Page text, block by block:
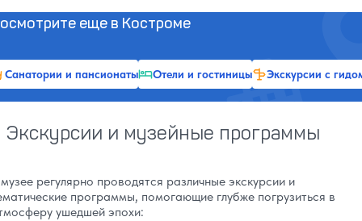
еще в Костроме
Санатории и пансионаты Отели и гостиницы Экскурсии с
Экскурсии и музейные программы
регулярно проводятся различные экскурсии и
программы, помогающие глубже погрузиться в
ушедшей эпохи: